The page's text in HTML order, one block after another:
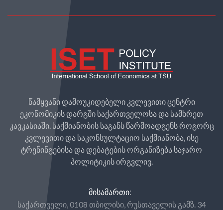
წამყვანი დამოუკიდებელი კვლევითი ცენტრი
ეკონომიკის დარგში საქართველოსა და სამხრეთ
კავკასიაში. საქმიანობის საგანს წარმოადგენს როგორც
კვლევითი და საკონსულტაციო საქმიანობა, ისე
ტრენინგებისა და დებატების ორგანიზება საჯარო
პოლიტიკის ირგვლივ.
ᲛᲘᲡᲐᲛᲐᲠᲗᲘ:
საქართველი, 0108 თბილისი, რუსთაველის გამზ. 34